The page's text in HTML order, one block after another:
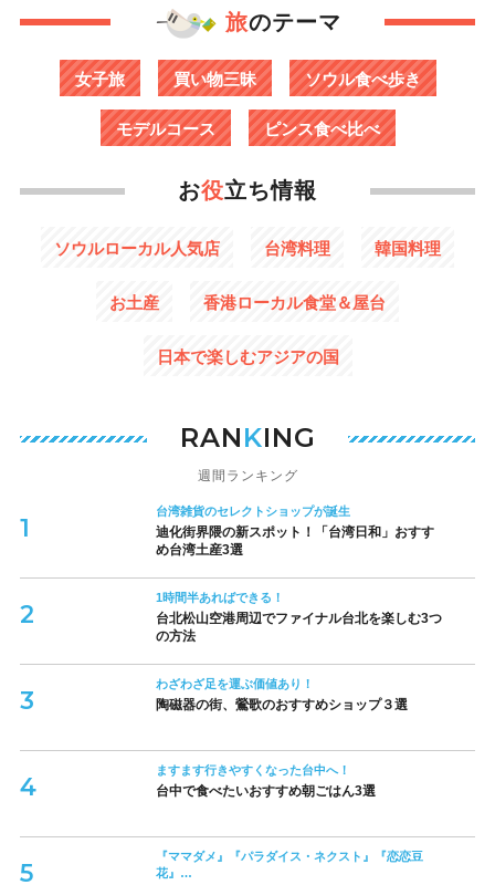
旅のテーマ
女子旅 買い物三昧 ソウル食べ歩き
モデルコース ピンス食べ比べ
お役立ち情報
ソウルローカル人気店 台湾料理 韓国料理
お土産 香港ローカル食堂＆屋台
日本で楽しむアジアの国
RANKING
週間ランキング
台湾雑貨のセレクトショップが誕生
迪化街界隈の新スポット！「台湾日和」おすす
め台湾土産3選
1時間半あればできる！
台北松山空港周辺でファイナル台北を楽しむ3つ
の方法
わざわざ足を運ぶ価値あり！
陶磁器の街、鶯歌のおすすめショップ３選
ますます行きやすくなった台中へ！
台中で食べたいおすすめ朝ごはん3選
『ママダメ』『パラダイス・ネクスト』『恋恋豆
花』…